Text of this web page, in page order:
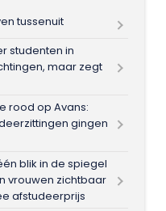
tussenuit
studenten in
maar zegt
rood op Avans:
gingen
blik in de spiegel
vrouwen zichtbaar
afstudeerprijs